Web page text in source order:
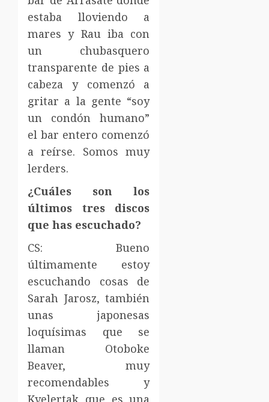
estaba lloviendo a
mares y Rau iba con
un chubasquero
transparente de pies a
cabeza y comenzó a
gritar a la gente “soy
un condón humano”
el bar entero comenzó
a reírse. Somos muy
lerders.
¿Cuáles son los
últimos tres discos
que has escuchado?
CS: Bueno
últimamente estoy
escuchando cosas de
Sarah Jarosz, también
unas japonesas
loquísimas que se
llaman Otoboke
Beaver, muy
recomendables y
Kvelertak que es una